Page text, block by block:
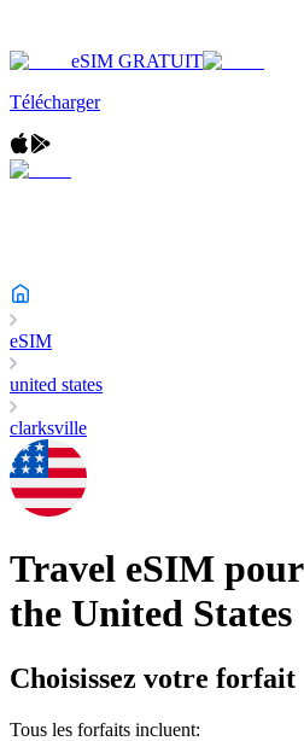
eSIM GRATUIT
Télécharger
eSIM
united states
clarksville
Travel eSIM pour
the United States
Choisissez votre forfait
Tous les forfaits incluent: